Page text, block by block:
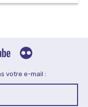
votre e-mail :